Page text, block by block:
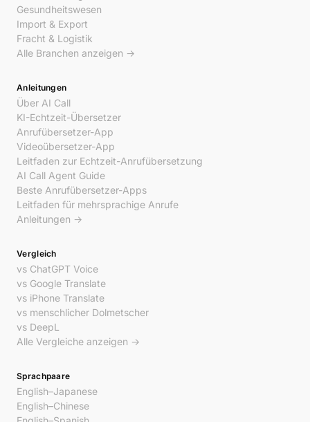
Gesundheitswesen
Import & Export
Fracht & Logistik
Alle Branchen anzeigen →
Anleitungen
Über AI Call
KI-Echtzeit-Übersetzer
Anrufübersetzer-App
Videoübersetzer-App
Leitfaden zur Echtzeit-Anrufübersetzung
AI Call Agent Guide
Beste Anrufübersetzer-Apps
Leitfaden für mehrsprachige Anrufe
Anleitungen →
Vergleich
vs ChatGPT Voice
vs Google Translate
vs iPhone Translate
vs menschlicher Dolmetscher
vs DeepL
Alle Vergleiche anzeigen →
Sprachpaare
English–Japanese
English–Chinese